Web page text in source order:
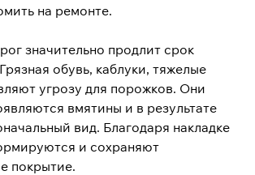
на ремонте.
значительно продлит срок
обувь, каблуки, тяжелые
угрозу для порожков. Они
вмятины и в результате
вид. Благодаря накладке
и сохраняют
покрытие.